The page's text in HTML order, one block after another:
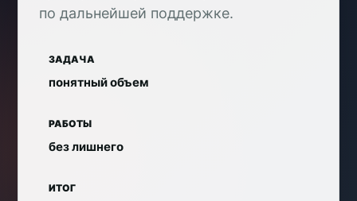
по дальнейшей поддержке.
ЗАДАЧА
понятный объем
РАБОТЫ
без лишнего
ИТОГ